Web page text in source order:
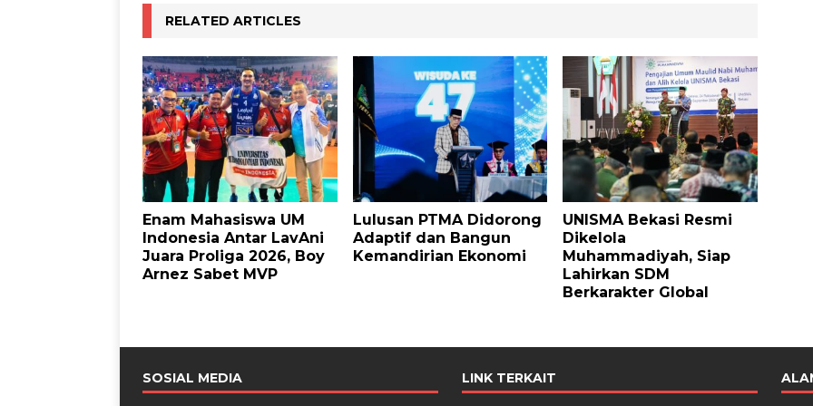
RELATED ARTICLES
Enam Mahasiswa UM
Indonesia Antar LavAni
Juara Proliga 2026, Boy
Arnez Sabet MVP
Lulusan PTMA Didorong
Adaptif dan Bangun
Kemandirian Ekonomi
UNISMA Bekasi Resmi
Dikelola
Muhammadiyah, Siap
Lahirkan SDM
Berkarakter Global
SOSIAL MEDIA LINK TERKAIT